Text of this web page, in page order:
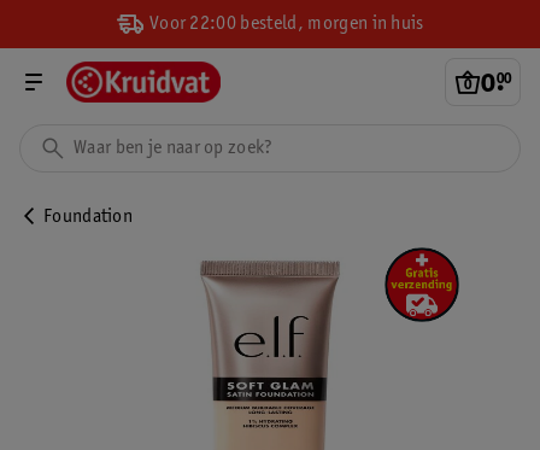
Voor 22:00 besteld, morgen in huis
0.
00
Foundation